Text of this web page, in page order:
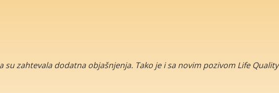
su zahtevala dodatna objašnjenja. Tako je i sa novim pozivom Life Quality